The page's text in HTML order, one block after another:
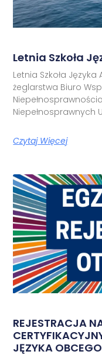
Letnia Szkoła
Letnia Szkoła
żeglarstwa Biuro
Niepełnosprawnych
Czytaj Więcej
REJESTRACJA
JĘZYKA OBCEGO